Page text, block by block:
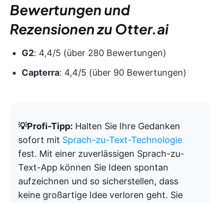
Bewertungen und
Rezensionen zu Otter.ai
G2: 4,4/5 (über 280 Bewertungen)
Capterra: 4,4/5 (über 90 Bewertungen)
💡Profi-Tipp: Halten Sie Ihre Gedanken
sofort mit Sprach-zu-Text-Technologie
fest. Mit einer zuverlässigen Sprach-zu-
Text-App können Sie Ideen spontan
aufzeichnen und so sicherstellen, dass
keine großartige Idee verloren geht. Sie